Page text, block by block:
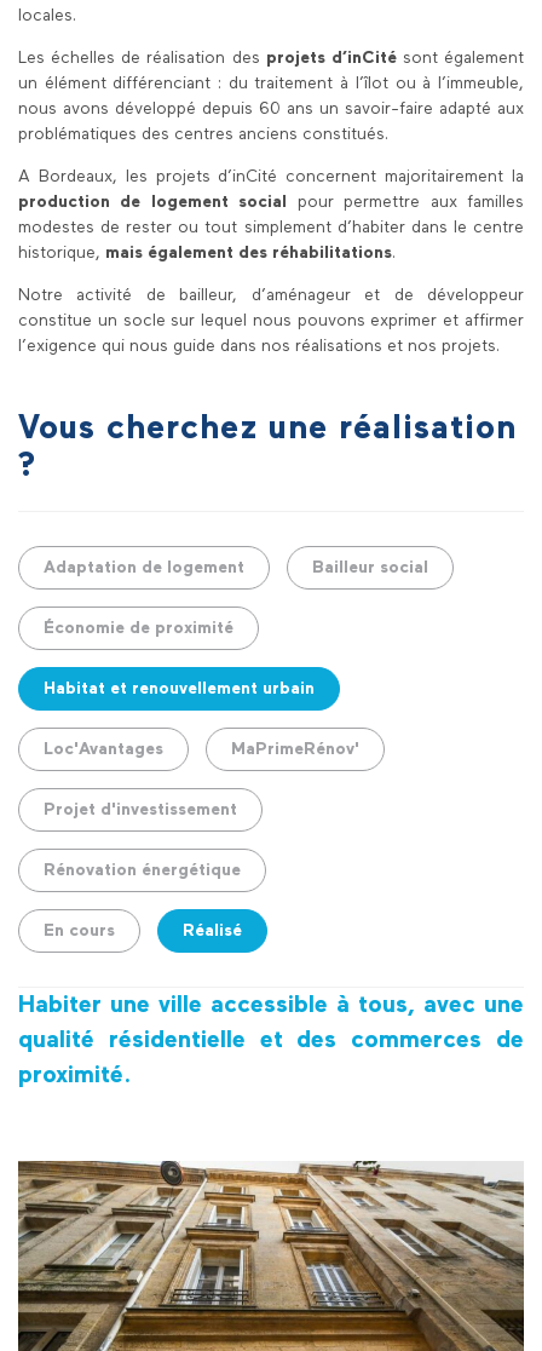
locales.
Les échelles de réalisation des projets d’inCitésont également
un élément différenciant : du traitement à l’îlot ou à l’immeuble,
nous avons développé depuis 60 ans un savoir-faire adapté aux
problématiques des centres anciens constitués.
A Bordeaux, les projets d’inCité concernent majoritairement la
production de logement social
pour permettre aux familles
modestes de rester ou tout simplement d’habiter dans le centre
historique, mais également des réhabilitations.
Notre activité de bailleur, d’aménageur et de développeur
constitue un socle sur lequel nous pouvons exprimer et affirmer
l’exigence qui nous guide dans nos réalisations et nos projets.
Vous cherchez une réalisation
?
Adaptation de logement Bailleur social
Économie de proximité
Habitat et renouvellement urbain
Loc'Avantages MaPrimeRénov'
Projet d'investissement
Rénovation énergétique
En cours Réalisé
Habiter une ville accessible à tous, avec une
qualité résidentielle et des commerces de
proximité.